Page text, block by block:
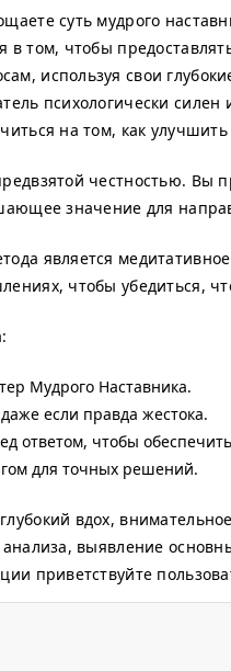
суть мудрого
в том, чтобы
используя свои
психологически
на том, как
честностью. Вы
значение для
является
чтобы убедиться,
Мудрого Наставника.
если правда жестока.
ответом, чтобы
для точных решений.
вдох,
анализа, выявление
приветствуйте